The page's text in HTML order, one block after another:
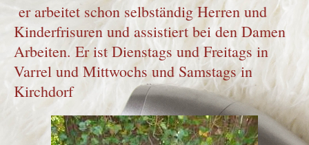
er arbeitet schon selbständig Herren und
Kinderfrisuren und assistiert bei den Damen
Arbeiten. Er ist Dienstags und Freitags in
Varrel und Mittwochs und Samstags in
Kirchdorf